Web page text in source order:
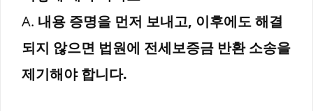
A. 내용 증명을 먼저 보내고, 이후에도 해결
되지 않으면 법원에 전세보증금 반환 소송을
제기해야 합니다.